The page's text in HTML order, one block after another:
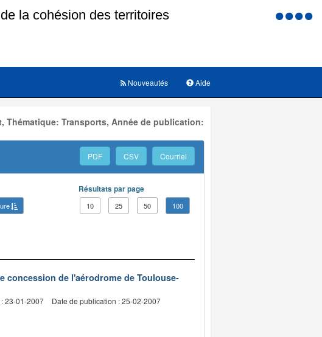
Menu
Aide
Nouveautés
Thématique: Transports, Année de publication:
PDF CSV Courriel
Résultats par page
10 25 50 100
concession de l'aérodrome de Toulouse-
23-01-2007 Date de publication : 25-02-2007